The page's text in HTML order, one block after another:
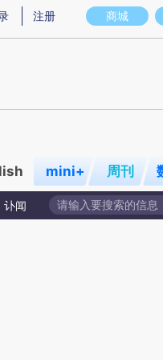
意图存在偏差。不代表财新观点
商城
注册
mini+ 周刊
讣闻